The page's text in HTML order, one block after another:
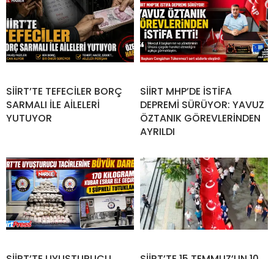
SİİRT’TE TEFECİLER BORÇ
SARMALI İLE AİLELERİ
YUTUYOR
SİİRT MHP’DE İSTİFA
DEPREMİ SÜRÜYOR: YAVUZ
ÖZTANIK GÖREVLERİNDEN
AYRILDI